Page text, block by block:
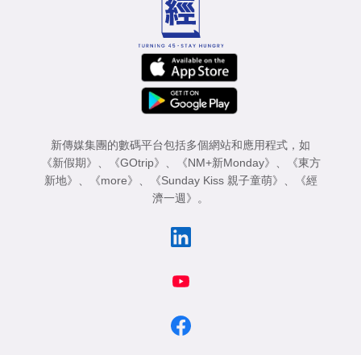
新傳媒集團的數碼平台包括多個網站和應用程式，如
《新假期》
《GOtrip》 《NM+新Monday》
《東方
新地》
《more》 《Sunday Kiss 親子童萌》
《經
濟一週》
。